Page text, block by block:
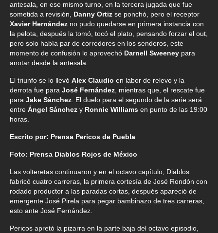
antesala, en ese mismo turno, en la tercera jugada que fue
sometida a revisión, Danny Ortiz se ponchó, pero el receptor
Xavier Hernández no pudo quedarse en primera instancia con
la pelota, después la tomó, tocó el plato, pensando forzar el out,
pero solo había par de corredores en los senderos, este
momento de confusión lo aprovechó Darnell Sweeney para
anotar desde la antesala.
El triunfo se lo llevó Alex Claudio en labor de relevo y la
derrota fue para José Fernández, mientras que, el rescate fue
para Jake Sánchez. El duelo para el segundo de la serie será
entre Ángel Sánchez y Ronnie Williams en punto de las 19:00
horas.
Escrito por: Prensa Pericos de Puebla
Foto: Prensa Diablos Rojos de México
Las volteretas continuaron y en el octavo capítulo, Diablos
fabricó cuatro carreras, la primera cortesía de José Rondón con
rodado productor a las paradas cortas, después apareció de
emergente José Pirela para pegar bambinazo de tres carreras,
esto ante José Fernández.
Pericos apretó la pizarra en la parte baja del octavo episodio,